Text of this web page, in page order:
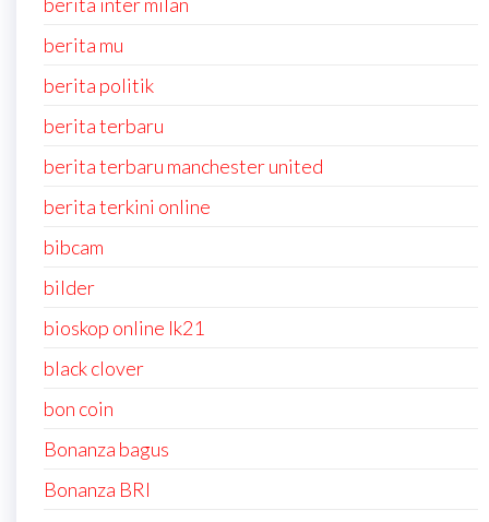
berita mu
berita politik
berita terbaru
berita terbaru manchester united
berita terkini online
bibcam
bilder
bioskop online lk21
black clover
bon coin
Bonanza bagus
Bonanza BRI